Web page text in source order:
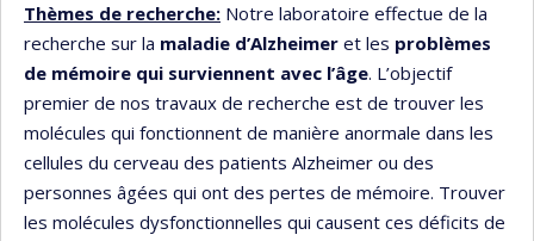
Thèmes de recherche: Notre laboratoire effectue de la
recherche sur la maladie d’Alzheimer et les problèmes
de mémoire qui surviennent avec l’âge. L’objectif
premier de nos travaux de recherche est de trouver les
molécules qui fonctionnent de manière anormale dans les
cellules du cerveau des patients Alzheimer ou des
personnes âgées qui ont des pertes de mémoire. Trouver
les molécules dysfonctionnelles qui causent ces déficits de